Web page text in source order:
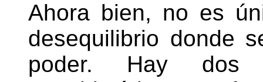
Ahora bien, no es
desequilibrio donde
poder. Hay dos